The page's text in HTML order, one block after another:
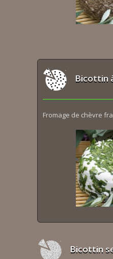
Bicottin
Fromage de chèvre
Bicottin